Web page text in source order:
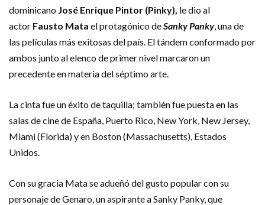
dominicano José Enrique Pintor (Pinky), le dio al
actor Fausto Mata el protagónico deSanky Panky, una de
las películas más exitosas del país. El tándem conformado por
ambos junto al elenco de primer nivel marcaron un
precedente en materia del séptimo arte.
La cinta fue un éxito de taquilla; también fue puesta en las
salas de cine de España, Puerto Rico, New York, New Jersey,
Miami (Florida) y en Boston (Massachusetts), Estados
Unidos.
Con su gracia Mata se adueñó del gusto popular con su
personaje de Genaro, un aspirante a Sanky Panky, que